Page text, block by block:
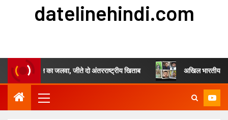
datelinehindi.com
चौहान का जलवा, जीते दो अंतरराष्ट्रीय खिताब अखिल भारतीय स्वर्णकार